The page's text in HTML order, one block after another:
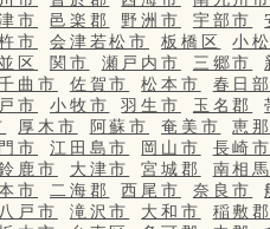
市 邑楽郡 野洲市 宇部市
市 会津若松市 板橋区 小
区 関市 瀬戸内市 三郷市
曲市 佐賀市 松本市 春日
市 小牧市 羽生市 玉名郡
厚木市 阿蘇市 奄美市 恵
市 江田島市 岡山市 長崎市
鹿市 大津市 宮城郡 南相
市 二海郡 西尾市 奈良市
八戸市 滝沢市 大和市
稲敷